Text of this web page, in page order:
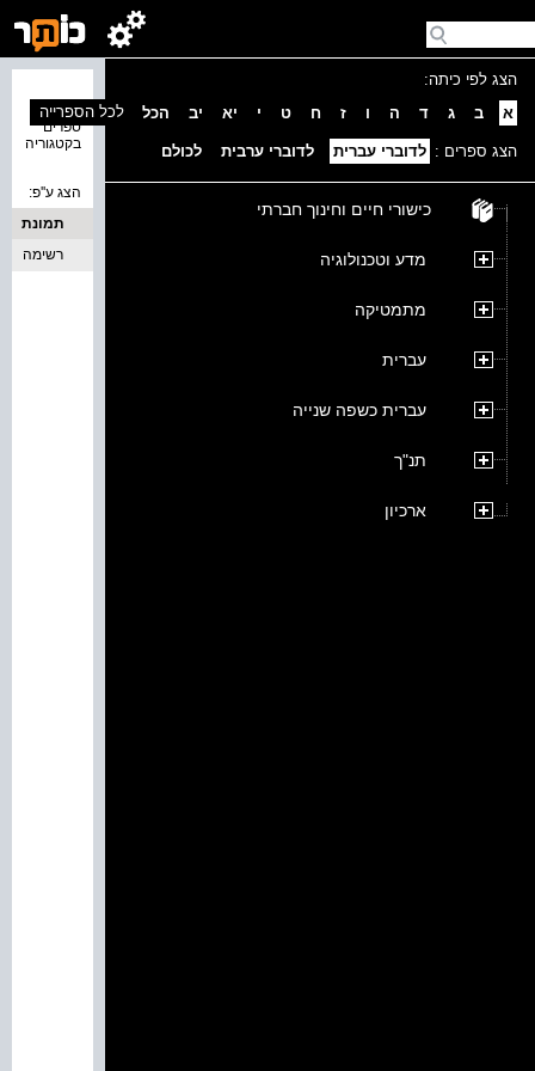
הצג לפי כיתה:
א
ב ג ד ה ו ז ח ט י יא יב הכל
הצג ספרים : לדוברי עברית לדוברי ערבית לכולם
כישורי חיים וחינוך חברתי
מדע וטכנולוגיה
מתמטיקה
עברית
עברית כשפה שנייה
תנ"ך
ארכיון
ספרים
בקטגוריה
לכל הספרייה
הצג ע''פ:
תמונת
כריכה
רשימה